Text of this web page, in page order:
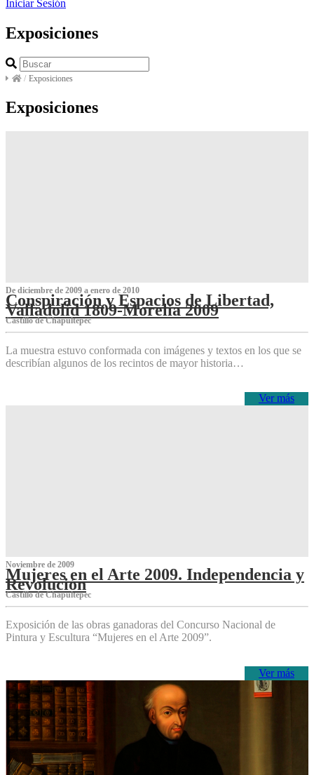
Iniciar Sesión
Exposiciones
/ Exposiciones
Exposiciones
De diciembre de 2009 a enero de 2010
Conspiración y Espacios de Libertad,
Valladolid 1809-Morelia 2009
Castillo de Chapultepec
La muestra estuvo conformada con imágenes y textos en los que se
describían algunos de los recintos de mayor historia…
Ver más
Noviembre de 2009
Mujeres en el Arte 2009. Independencia y
Revolución
Castillo de Chapultepec
Exposición de las obras ganadoras del Concurso Nacional de
Pintura y Escultura “Mujeres en el Arte 2009”.
Ver más